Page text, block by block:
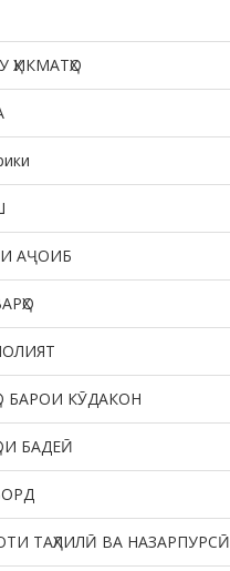
ҲИКМАТҲО
АҶОИБ
БАРОИ КӮДАКОН
БАДЕӢ
ТАҲЛИЛӢ ВА НАЗАРПУРСӢ